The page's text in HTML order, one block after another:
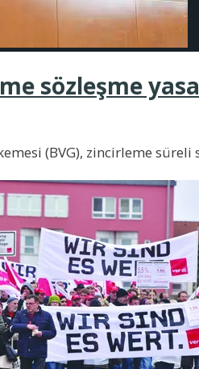
sözleşme
(BVG), zincirleme